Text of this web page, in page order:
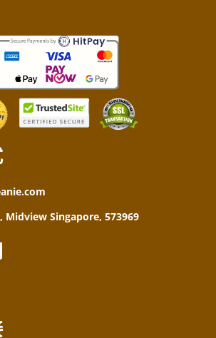
Midview Singapore, 573969